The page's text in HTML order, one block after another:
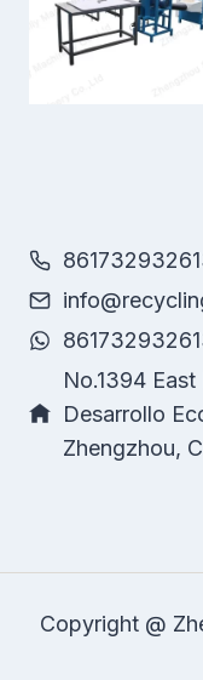
No.1394
Desarrollo
Zhengzhou,
Copyright @